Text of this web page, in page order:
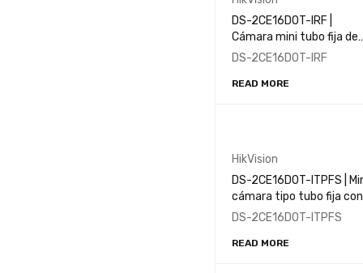
DS-2CE16D0T-IRF |
Cámara mini tubo fija de
2MP
DS-2CE16D0T-IRF
READ MORE
HikVision
DS-2CE16D0T-ITPFS |
cámara tipo tubo fija con
audio de 2MP
DS-2CE16D0T-ITPFS
READ MORE